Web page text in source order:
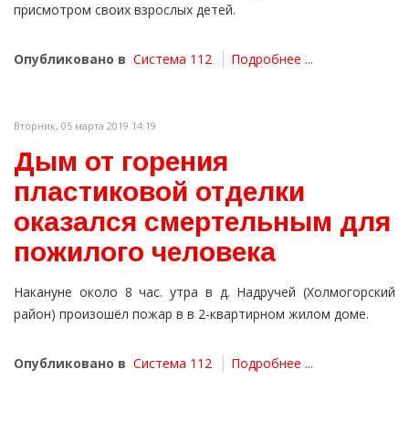
присмотром своих взрослых детей.
Опубликовано в Система 112 Подробнее ...
Вторник, 05 марта 2019 14:19
Дым от горения
пластиковой отделки
оказался смертельным для
пожилого человека
Накануне около 8 час. утра в д. Надручей (Холмогорский
район) произошёл пожар в в 2-квартирном жилом доме.
Опубликовано в Система 112 Подробнее ...